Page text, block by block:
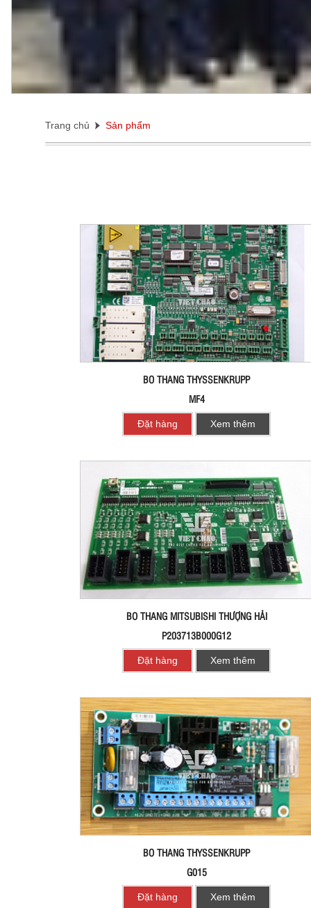
Trang chủ Sản phẩm
BO THANG THYSSENKRUPP
MF4
Đặt hàng Xem thêm
BO THANG MITSUBISHI THƯỢNG HẢI
P203713B000G12
Đặt hàng Xem thêm
BO THANG THYSSENKRUPP
G015
Đặt hàng Xem thêm